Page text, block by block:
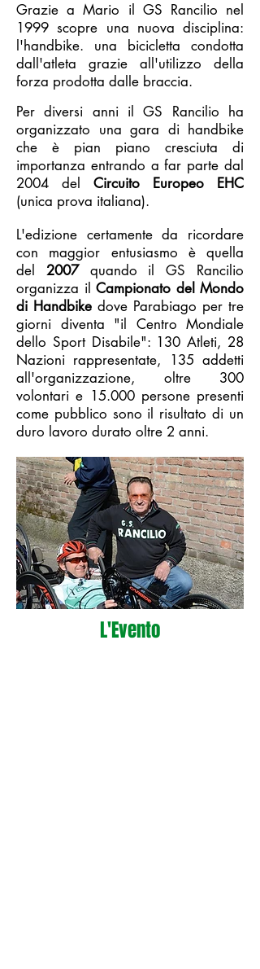
L'Evento
Grazie a Mario il GS Rancilio nel
1999 scopre una nuova disciplina:
l'handbike. una bicicletta condotta
dall'atleta grazie all'utilizzo della
forza prodotta dalle braccia.
Per diversi anni il GS Rancilio ha
organizzato una gara di handbike
che è pian piano cresciuta di
importanza entrando a far parte dal
2004 del Circuito Europeo EHC
(unica prova italiana).
L'edizione certamente da ricordare
con maggior entusiasmo è quella
del 2007quando il GS Rancilio
organizza il Campionato del Mondo
di Handbike dove Parabiago per tre
giorni diventa "il Centro Mondiale
dello Sport Disabile": 130 Atleti, 28
Nazioni rappresentate, 135 addetti
all'organizzazione, oltre 300
volontari e 15.000 persone presenti
come pubblico sono il risultato di un
duro lavoro durato oltre 2 anni.